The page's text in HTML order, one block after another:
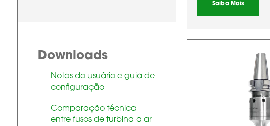
Saiba Mais
Downloads
Notas do usuário e guia de
configuração
Comparação técnica
entre fusos de turbina a ar